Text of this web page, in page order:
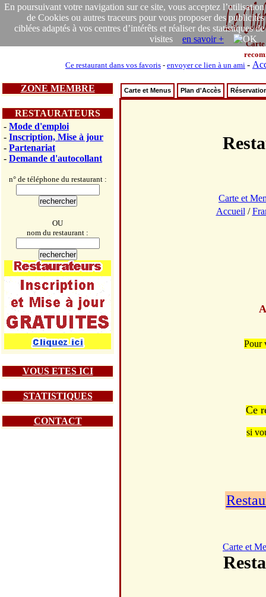
En poursuivant votre navigation sur ce site, vous acceptez l’utilisation
de Cookies ou autres traceurs pour vous proposer des publicités
ciblées adaptés à vos centres d’intérêts et réaliser des statistiques de
visites en savoir +
Carte
Ce restaurant dans vos favoris - envoyer ce lien à un ami -
ZONE MEMBRE
RESTAURATEURS
- Mode d'emploi
- Inscription, Mise à jour
- Partenariat
- Demande d'autocollant
n° de téléphone du restaurant :
OU
nom du restaurant :
VOUS ETES ICI
STATISTIQUES
CONTACT
Carte et Menus Plan d'Accès
Carte et
Accueil /
Pour
Ce
si
Carte et